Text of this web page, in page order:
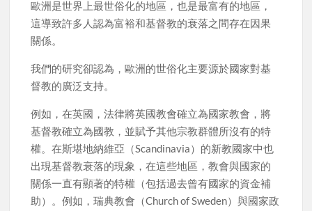
歐洲是世界上最世俗化的地區，也是最富有的地區，
這導致許多人認為富裕和基督教的衰落之間存在因果
關係。
我們的研究卻認為，歐洲的世俗化主要源於國家對基
督教的廣泛支持。
例如，在英國，法律將英國教會確立為國家教會，將
基督教確立為國教，並賦予其他宗教群體所沒有的特
權。在斯堪地納維亞（Scandinavia）的新教國家中也
出現基督教衰落的現象，在這些地區，教會與國家的
關係一直有顯著的特權（包括過去曾有國家的資金補
助）。例如，瑞典教會（Church of Sweden）與國家政